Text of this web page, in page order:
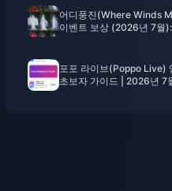
어디풍진(Where Winds
이벤트 보상 (2026년 7월):
포포 라이브(Poppo Live)
초보자 가이드 | 2026년 7